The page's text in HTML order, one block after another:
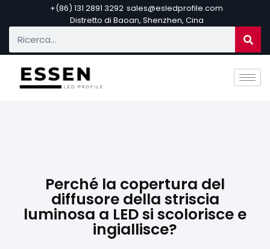
+(86) 131 2891 3292 sales@esledprofile.com
Distretto di Baoan, Shenzhen, Cina
Perché la copertura del
diffusore della striscia
luminosa a LED si scolorisce e
ingiallisce?